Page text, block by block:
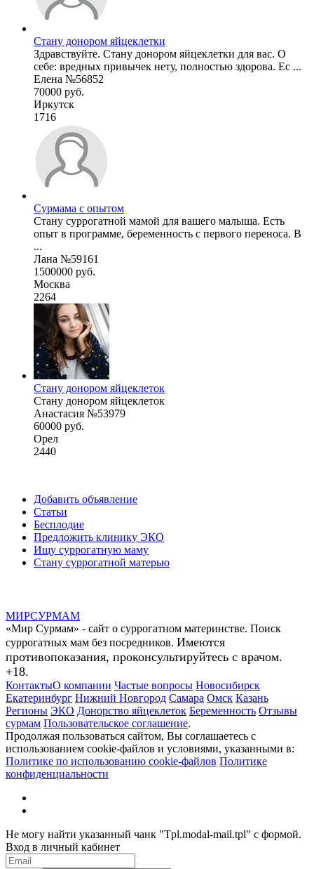
Стану донором яйцеклетки
Здравствуйте. Стану донором яйцеклетки для вас. О
себе: вредных привычек нету, полностью здорова. Ес ...
Елена №56852
70000 руб.
Иркутск
1716
Сурмама с опытом
Стану суррогатной мамой для вашего малыша. Есть
опыт в программе, беременность с первого переноса. В
...
Лана №59161
1500000 руб.
Москва
2264
Стану донором яйцеклеток
Стану донором яйцеклеток
Анастасия №53979
60000 руб.
Орел
2440
Добавить объявление
Статьи
Бесплодие
Предложить клинику ЭКО
Ищу суррогатную маму
Стану суррогатной матерью
МИРСУРМАМ
«Мир Сурмам» - сайт о суррогатном материнстве. Поиск
суррогатных мам без посредников. Имеются
противопоказания, проконсультируйтесь с врачом.
+18.
КонтактыО компании Частые вопросы Новосибирск
Екатеринбург Нижний Новгород Самара Омск Казань
Регионы ЭКО Донорство яйцеклеток Беременность Отзывы
сурмам Пользовательское соглашение.
Продолжая пользоваться сайтом, Вы соглашаетесь с
использованием cookie-файлов и условиями, указанными в:
Политике по использованию cookie-файлов Политике
конфиденциальности
Не могу найти указанный чанк "Tpl.modal-mail.tpl" с формой.
Вход в личный кабинет